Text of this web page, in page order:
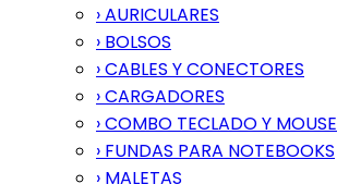
› AURICULARES
› BOLSOS
› CABLES Y CONECTORES
› CARGADORES
› COMBO TECLADO Y MOUSE
› FUNDAS PARA NOTEBOOKS
› MALETAS